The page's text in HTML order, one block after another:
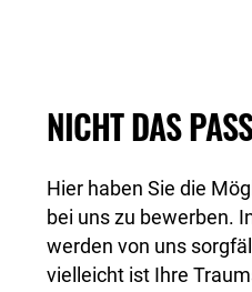
NICHT DAS
Hier haben Sie die
bei uns zu bewerben.
werden von uns
vielleicht ist Ihre